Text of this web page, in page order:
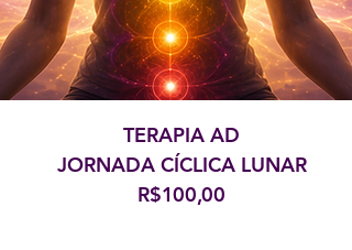
TERAPIA AD
JORNADA CÍCLICA LUNAR
R$100,00